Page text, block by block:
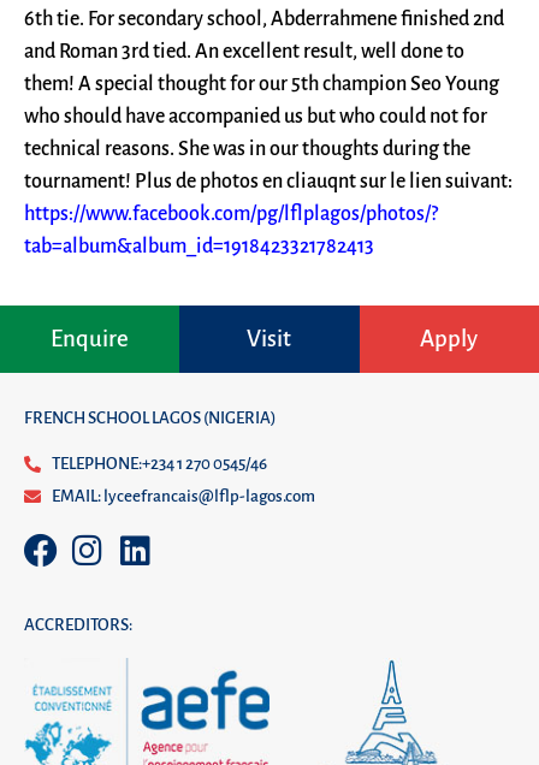
6th tie. For secondary school, Abderrahmene finished 2nd
and Roman 3rd tied. An excellent result, well done to
them! A special thought for our 5th champion Seo Young
who should have accompanied us but who could not for
technical reasons. She was in our thoughts during the
tournament! Plus de photos en cliauqnt sur le lien suivant:
https://www.facebook.com/pg/lflplagos/photos/?
tab=album&album_id=1918423321782413
Enquire Visit Apply
FRENCH SCHOOL LAGOS (NIGERIA)
TELEPHONE:+234 1 270 0545/46
EMAIL: lyceefrancais@lflp-lagos.com
ACCREDITORS: